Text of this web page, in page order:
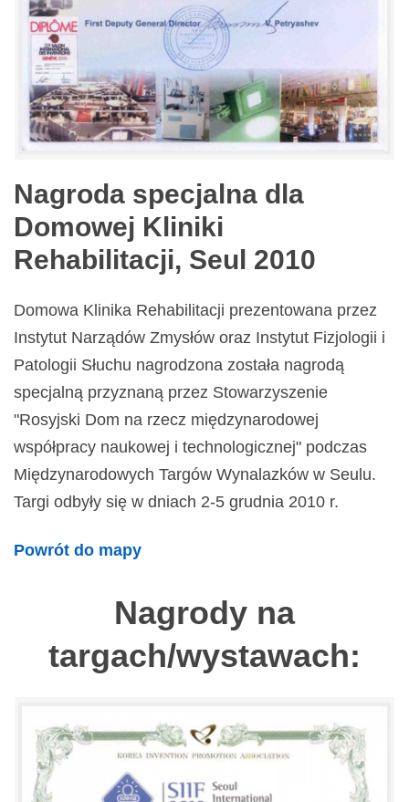
Nagroda specjalna dla
Domowej Kliniki
Rehabilitacji, Seul 2010
Domowa Klinika Rehabilitacji prezentowana przez
Instytut Narządów Zmysłów oraz Instytut Fizjologii i
Patologii Słuchu nagrodzona została nagrodą
specjalną przyznaną przez Stowarzyszenie
"Rosyjski Dom na rzecz międzynarodowej
współpracy naukowej i technologicznej" podczas
Międzynarodowych Targów Wynalazków w Seulu.
Targi odbyły się w dniach 2-5 grudnia 2010 r.
Powrót do mapy
Nagrody na
targach/wystawach: